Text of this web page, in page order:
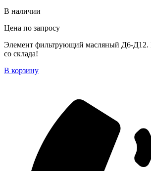
В наличии
Цена по запросу
Элемент фильтрующий масляный Д6-Д12.
со склада!
В корзину